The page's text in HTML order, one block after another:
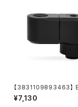
【3831109893463】
ntum Torque
y Offset 28 - Black
¥7,130